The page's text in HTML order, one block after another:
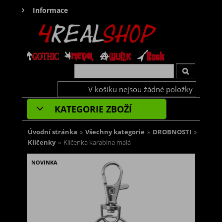
Informace
V košíku nejsou žádné položky
KATEGORIE ZBOŽÍ
Úvodní stránka » Všechny kategorie » DROBNOSTI »
Klíčenky » Klíčenka karabina malá
NOVINKA